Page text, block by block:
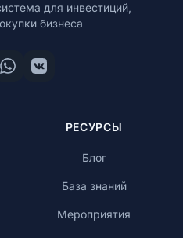
для инвестиций,
бизнеса
РЕСУРСЫ
Блог
База знаний
Мероприятия